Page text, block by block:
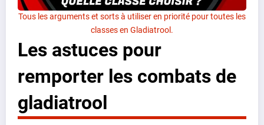
Tous les arguments et sorts à utiliser en priorité pour toutes les
classes en Gladiatrool.
Les astuces pour
remporter les combats de
gladiatrool